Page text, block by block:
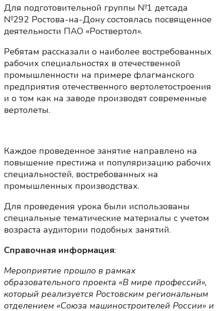
Для подготовительной группы №1 детсада
№292 Ростова-на-Дону состоялась посвященное
деятельности ПАО «Роствертол».
Ребятам рассказали о наиболее востребованных
рабочих специальностях в отечественной
промышленности на примере флагманского
предприятия отечественного вертолетостроения
и о том как на заводе производят современные
вертолеты.
Каждое проведенное занятие направлено на
повышение престижа и популяризацию рабочих
специальностей, востребованных на
промышленных производствах.
Для проведения урока были использованы
специальные тематические материалы с учетом
возраста аудитории подобных занятий.
Справочная информация:
Мероприятие прошло в рамках
образовательного проекта «В мире профессий»,
который реализуется Ростовским региональным
отделением «Союза машиностроителей России» и